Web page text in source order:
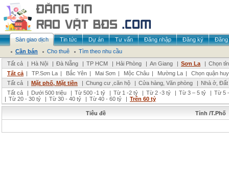
Sàn giao dịch Tin tức Dự án Tư vấn Đăng nhập Đăng ký
Đăng
Cần bán
Cho thuê
Tìm theo nhu cầu
Tất cả
| Hà Nội | Đà Nẵng | TP HCM | Hải Phòng | An Giang | Sơn La | Chọn
Tất cả | TP.Sơn La | Bắc Yên | Mai Sơn | Mộc Châu | Mường La |
Chọn quận
Tất cả
| Mặt phố, Mặt tiền | Chung cư ,căn hộ | Cửa hàng, Văn phòng | Nhà ở,
Tất cả
| Dưới 500 triệu | Từ 500 -1 tỷ | Từ 1 -2 tỷ | Từ 2 -3 tỷ | Từ 3 – 5 tỷ | Từ 5
| Từ 20 - 30 tỷ | Từ 30 - 40 tỷ | Từ 40 - 60 tỷ | Trên 60 tỷ
Tiêu đề Tỉnh /T.Phố